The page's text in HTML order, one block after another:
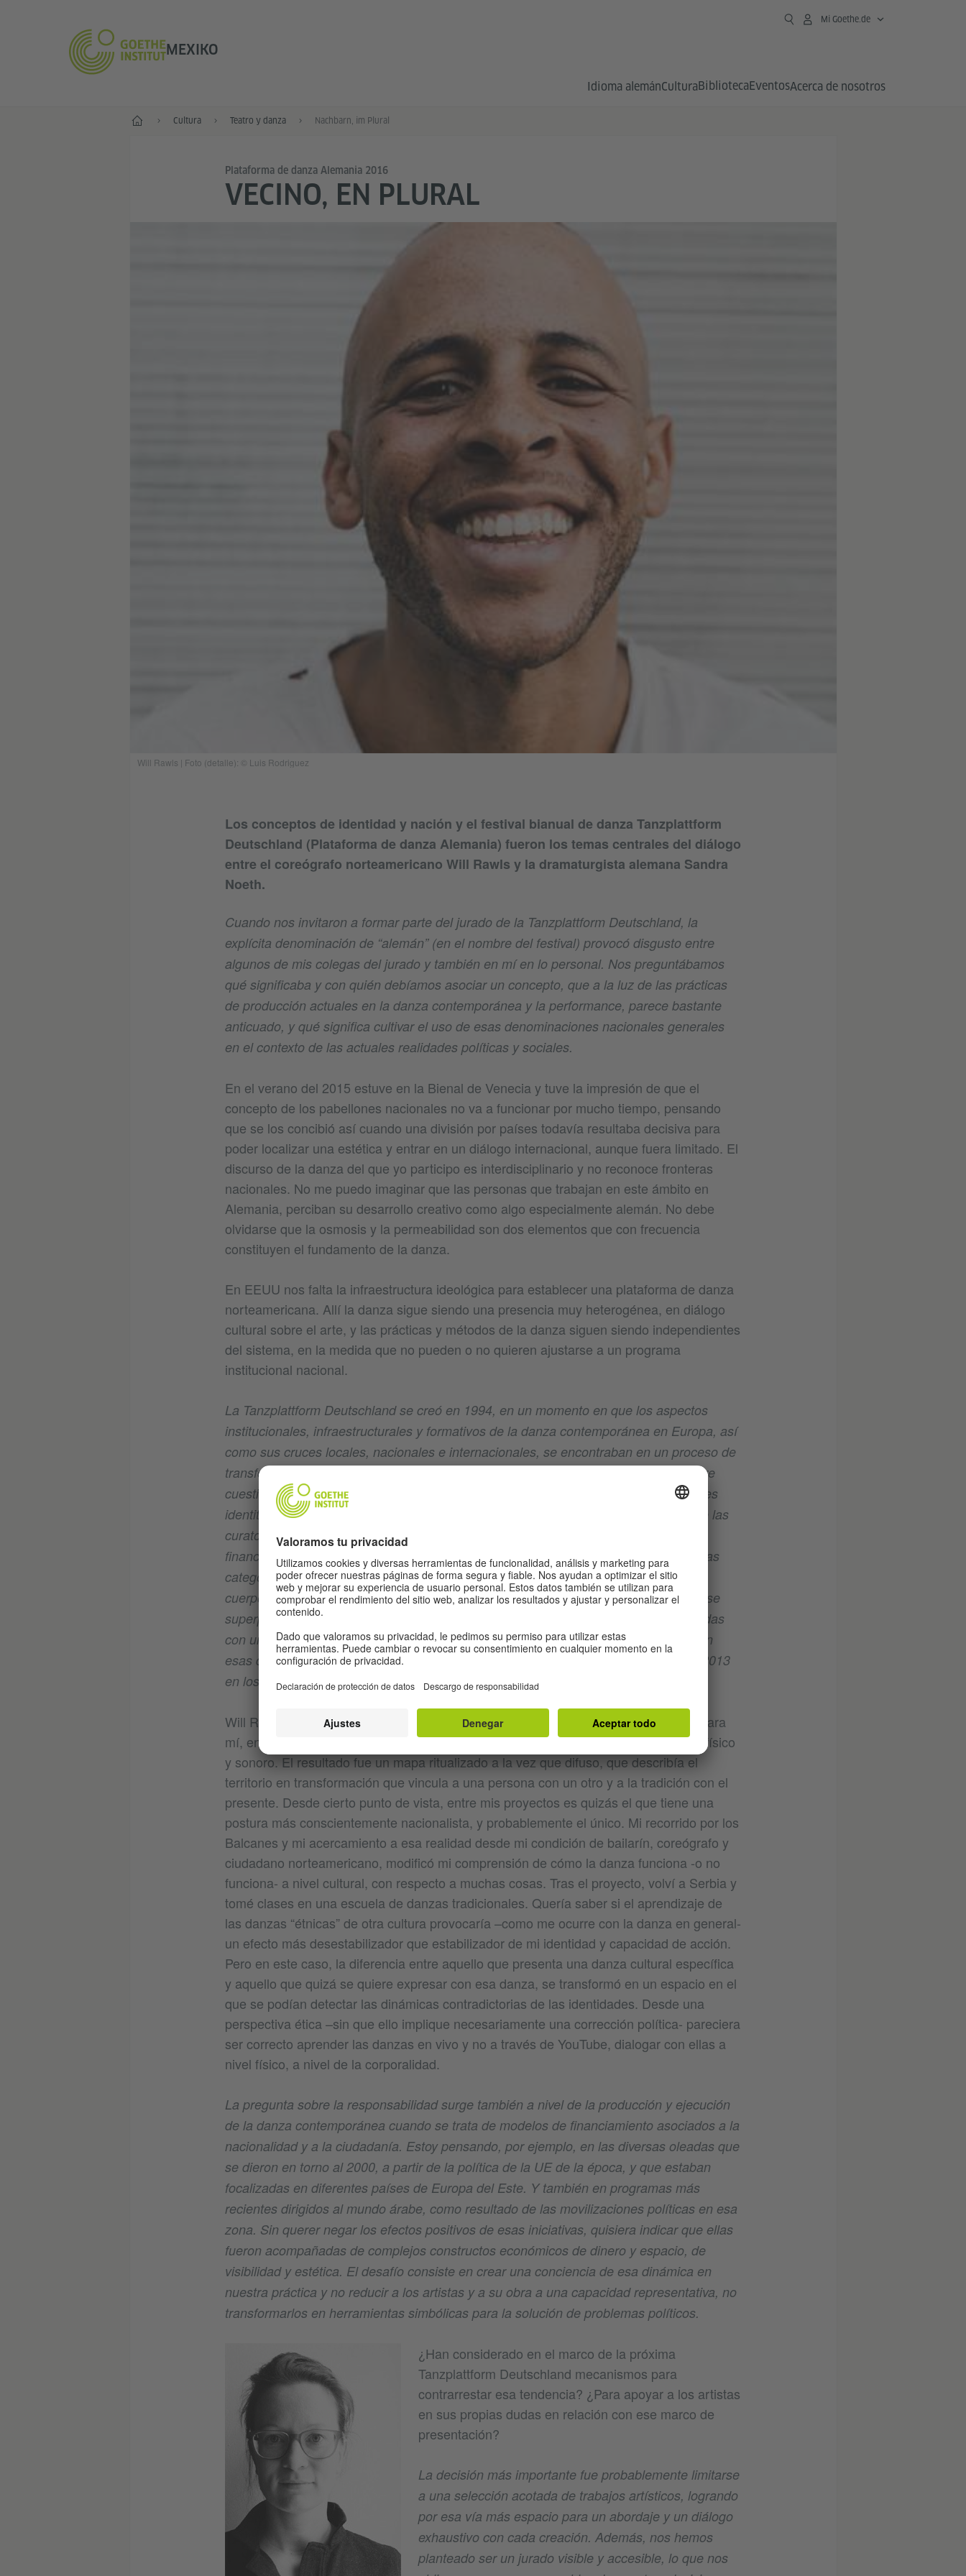
MEXIKO
Mi Goethe.de
Idioma alemánCulturaBibliotecaEventosAcerca de nosotros
Inicio Cultura Teatro y danza Nachbarn, im Plural
Plataforma de danza Alemania 2016
VECINO, EN PLURAL
Will Rawls | Foto (detalle): © Luis Rodriguez
Los conceptos de identidad y nación y el festival bianual de danza Tanzplattform
Deutschland (Plataforma de danza Alemania) fueron los temas centrales del diálogo
entre el coreógrafo norteamericano Will Rawls y la dramaturgista alemana Sandra
Noeth.
Cuando nos invitaron a formar parte del jurado de la Tanzplattform Deutschland, la
explícita denominación de “alemán” (en el nombre del festival) provocó disgusto entre
algunos de mis colegas del jurado y también en mí en lo personal. Nos preguntábamos
qué significaba y con quién debíamos asociar un concepto, que a la luz de las prácticas
de producción actuales en la danza contemporánea y la performance, parece bastante
anticuado, y qué significa cultivar el uso de esas denominaciones nacionales generales
en el contexto de las actuales realidades políticas y sociales.
En el verano del 2015 estuve en la Bienal de Venecia y tuve la impresión de que el
concepto de los pabellones nacionales no va a funcionar por mucho tiempo, pensando
que se los concibió así cuando una división por países todavía resultaba decisiva para
poder localizar una estética y entrar en un diálogo internacional, aunque fuera limitado. El
discurso de la danza del que yo participo es interdisciplinario y no reconoce fronteras
nacionales. No me puedo imaginar que las personas que trabajan en este ámbito en
Alemania, perciban su desarrollo creativo como algo especialmente alemán. No debe
olvidarse que la osmosis y la permeabilidad son dos elementos que con frecuencia
constituyen el fundamento de la danza.
En EEUU nos falta la infraestructura ideológica para establecer una plataforma de danza
norteamericana. Allí la danza sigue siendo una presencia muy heterogénea, en diálogo
cultural sobre el arte, y las prácticas y métodos de la danza siguen siendo independientes
del sistema, en la medida que no pueden o no quieren ajustarse a un programa
institucional nacional.
La Tanzplattform Deutschland se creó en 1994, en un momento en que los aspectos
institucionales, infraestructurales y formativos de la danza contemporánea en Europa, así
como sus cruces locales, nacionales e internacionales, se encontraban en un proceso de
transformación fundamental. Desde entonces, se ha discutido exhaustivamente sobre
cuestiones relativas a temas étnicos, de género y de nacionalidad como componentes
identitarios del discurso. Y todo ello sigue jugando hasta hoy un rol en el contexto de las
curatorías, la definición de políticas institucionales para la invitación de artistas y el
financiamiento de proyectos. El carácter performativo y físico del cuerpo perturba esas
categorías y las diluye en una interacción a la vez dialogante y contradictoria entre
cuerpos individuales y colectivos. ¿Cómo podemos comprender esos procesos que se
superponen y entretejen, si presentamos o presenciamos danzas que están vinculadas
con un lugar específico, pero no “importamos” el contexto particular en el cuál surgen
esas danzas? Eso me recuerda el proyecto “The Planet Eaters” que presentaste el 2013
en los Balcanes.
Will Rawls: The Planet Eaters es un dúo que yo creé para el músico Chris Kuklis y para
mí, en el cuál coreografié ritmos y lenguaje corporal a partir de nuestro intercambio físico
y sonoro. El resultado fue un mapa ritualizado a la vez que difuso, que describía el
territorio en transformación que vincula a una persona con un otro y a la tradición con el
presente. Desde cierto punto de vista, entre mis proyectos es quizás el que tiene una
postura más conscientemente nacionalista, y probablemente el único. Mi recorrido por los
Balcanes y mi acercamiento a esa realidad desde mi condición de bailarín, coreógrafo y
ciudadano norteamericano, modificó mi comprensión de cómo la danza funciona -o no
funciona- a nivel cultural, con respecto a muchas cosas. Tras el proyecto, volví a Serbia y
tomé clases en una escuela de danzas tradicionales. Quería saber si el aprendizaje de
las danzas “étnicas” de otra cultura provocaría –como me ocurre con la danza en general-
un efecto más desestabilizador que estabilizador de mi identidad y capacidad de acción.
Pero en este caso, la diferencia entre aquello que presenta una danza cultural específica
y aquello que quizá se quiere expresar con esa danza, se transformó en un espacio en el
que se podían detectar las dinámicas contradictorias de las identidades. Desde una
perspectiva ética –sin que ello implique necesariamente una corrección política- pareciera
ser correcto aprender las danzas en vivo y no a través de YouTube, dialogar con ellas a
nivel físico, a nivel de la corporalidad.
La pregunta sobre la responsabilidad surge también a nivel de la producción y ejecución
de la danza contemporánea cuando se trata de modelos de financiamiento asociados a la
nacionalidad y a la ciudadanía. Estoy pensando, por ejemplo, en las diversas oleadas que
se dieron en torno al 2000, a partir de la política de la UE de la época, y que estaban
focalizadas en diferentes países de Europa del Este. Y también en programas más
recientes dirigidos al mundo árabe, como resultado de las movilizaciones políticas en esa
zona. Sin querer negar los efectos positivos de esas iniciativas, quisiera indicar que ellas
fueron acompañadas de complejos constructos económicos de dinero y espacio, de
visibilidad y estética. El desafío consiste en crear una conciencia de esa dinámica en
nuestra práctica y no reducir a los artistas y a su obra a una capacidad representativa, no
transformarlos en herramientas simbólicas para la solución de problemas políticos.
¿Han considerado en el marco de la próxima
Tanzplattform Deutschland mecanismos para
contrarrestar esa tendencia? ¿Para apoyar a los artistas
en sus propias dudas en relación con ese marco de
presentación?
La decisión más importante fue probablemente limitarse
a una selección acotada de trabajos artísticos, logrando
por esa vía más espacio para un abordaje y un diálogo
exhaustivo con cada creación. Además, nos hemos
planteado ser un jurado visible y accesible, lo que nos